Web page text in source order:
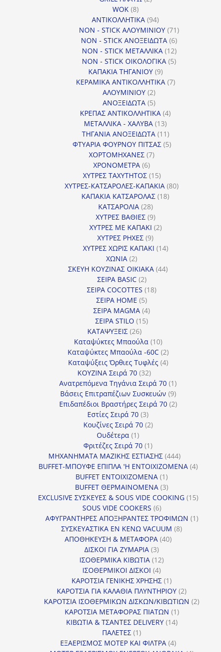
WOK 88
προϊόντα
ΑΝΤΙΚΟΛΛΗΤΙΚΑ 9494
προϊόντα
NON - STICK ΑΛΟΥΜΙΝΙΟΥ 7171
προϊόντα
NON - STICK ΑΝΟΞΕΙΔΩΤΑ 66
προϊόντα
NON - STICK ΜΕΤΑΛΛΙΚΑ 1212
προϊόντα
NON - STICK ΟΙΚΟΛΟΓΙΚΑ 55
ΚΑΠΑΚΙΑ ΤΗΓΑΝΙΟΥ 99
προϊόντα
ΚΕΡΑΜΙΚΑ ΑΝΤΙΚΟΛΛΗΤΙΚΑ 77
ΑΛΟΥΜΙΝΙΟΥ 22
προϊόντα
ΑΝΟΞΕΙΔΩΤΑ 55
προϊόντα
ΚΡΕΠΑΣ ΑΝΤΙΚΟΛΛΗΤΙΚΑ 44
ΜΕΤΑΛΛΙΚΑ - ΧΑΛΥΒΑ 1313
προϊόντα
ΤΗΓΑΝΙΑ ΑΝΟΞΕΙΔΩΤΑ 1111
προϊόντα
ΦΤΥΑΡΙΑ ΦΟΥΡΝΟΥ ΠΙΤΣΑΣ 55
ΧΟΡΤΟΜΗΧΑΝΕΣ 77
ΧΡΟΝΟΜΕΤΡΑ 66
προϊόντα
ΧΥΤΡΕΣ ΤΑΧΥΤΗΤΟΣ 1515
προϊόντα
ΧΥΤΡΕΣ-ΚΑΤΣΑΡΟΛΕΣ-ΚΑΠΑΚΙΑ 8080
ΚΑΠΑΚΙΑ ΚΑΤΣΑΡΟΛΑΣ 1818
ΚΑΤΣΑΡΟΛΙΑ 2828
προϊόντα
ΧΥΤΡΕΣ ΒΑΘΙΕΣ 99
προϊόντα
ΧΥΤΡΕΣ ΜΕ ΚΑΠΑΚΙ 22
ΧΥΤΡΕΣ ΡΗΧΕΣ 99
προϊόντα
ΧΥΤΡΕΣ ΧΩΡΙΣ ΚΑΠΑΚΙ 1414
ΧΩΝΙΑ 22
προϊόντα
ΣΚΕΥΗ ΚΟΥΖΙΝΑΣ ΟΙΚΙΑΚΑ 4444
ΣΕΙΡΑ BASIC 22
προϊόντα
ΣΕΙΡΑ COCOTTES 1818
ΣΕΙΡΑ HOME 55
προϊόντα
ΣΕΙΡΑ MAGMA 44
προϊόντα
ΣΕΙΡΑ STILO 1515
ΚΑΤΑΨΥΞΕΙΣ 2626
προϊόντα
Καταψύκτες Μπαούλα 1010
προϊόντα
Καταψύκτες Μπαούλα -60C 22
προϊόντα
Καταψύξεις Όρθιες Τυφλές 44
ΚΟΥΖΙΝΑ Σειρά 70 3232
προϊόντα
Ανατρεπόμενα Τηγάνια Σειρά 70 11
προϊόν
Βάσεις Επιτραπέζιων Συσκευών 99
προϊόντα
Επιδαπέδιοι Βραστήρες Σειρά 70 22
Εστίες Σειρά 70 33
προϊόντα
Κουζίνες Σειρά 70 22
Ουδέτερα 11
προϊόν
Φριτέζες Σειρά 70 11
προϊόν
ΜΗΧΑΝΗΜΑΤΑ ΜΑΖΙΚΗΣ ΕΣΤΙΑΣΗΣ 444444
προϊόντα
BUFFET-ΜΠΟΥΦΕ ΕΠΙΠΛΑ 'Η ΕΝΤΟΙΧΙΖΟΜΕΝΑ 44
BUFFET ΕΝΤΟΙΧΙΖΟΜΕΝΑ 11
προϊόν
BUFFET ΘΕΡΜΑΙΝΟΜΕΝΑ 33
προϊόντα
EXCLUSIVE ΣΥΣΚΕΥΕΣ & SOUS VIDE COOKING 1515
SOUS VIDE COOKERS 66
προϊόντα
ΑΦΥΓΡΑΝΤΗΡΕΣ ΑΠΟΞΗΡΑΝΤΕΣ ΤΡΟΦΙΜΩΝ 11
ΣΥΣΚΕΥΑΣΤΙΚΑ ΕΝ ΚΕΝΩ VACUUM 88
ΑΠΟΘΗΚΕΥΣΗ & ΜΕΤΑΦΟΡΑ 4040
ΔΙΣΚΟΙ ΓΙΑ ΖΥΜΑΡΙΑ 33
προϊόντα
ΙΣΟΘΕΡΜΙΚΑ ΚΙΒΩΤΙΑ 1212
ΙΣΟΘΕΡΜΙΚΟΙ ΔΙΣΚΟΙ 44
προϊόντα
ΚΑΡΟΤΣΙΑ ΓΕΝΙΚΗΣ ΧΡΗΣΗΣ 11
προϊόν
ΚΑΡΟΤΣΙΑ ΓΙΑ ΚΑΛΑΘΙΑ ΠΛΥΝΤΗΡΙΟΥ 22
προϊόντα
ΚΑΡΟΤΣΙΑ ΙΣΟΘΕΡΜΙΚΩΝ ΔΙΣΚΩΝ/ΚΙΒΩΤΙΩΝ 22
ΚΑΡΟΤΣΙΑ ΜΕΤΑΦΟΡΑΣ ΠΙΑΤΩΝ 11
προϊόν
ΚΙΒΩΤΙΑ & ΤΣΑΝΤΕΣ DELIVERY 1414
ΠΑΛΕΤΕΣ 11
προϊόν
ΕΞΑΕΡΙΣΜΟΣ ΜΟΤΕΡ ΚΑΙ ΦΙΛΤΡΑ 44